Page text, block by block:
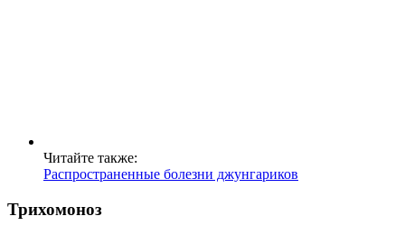
Читайте также:
Распространенные болезни джунгариков
Трихомоноз